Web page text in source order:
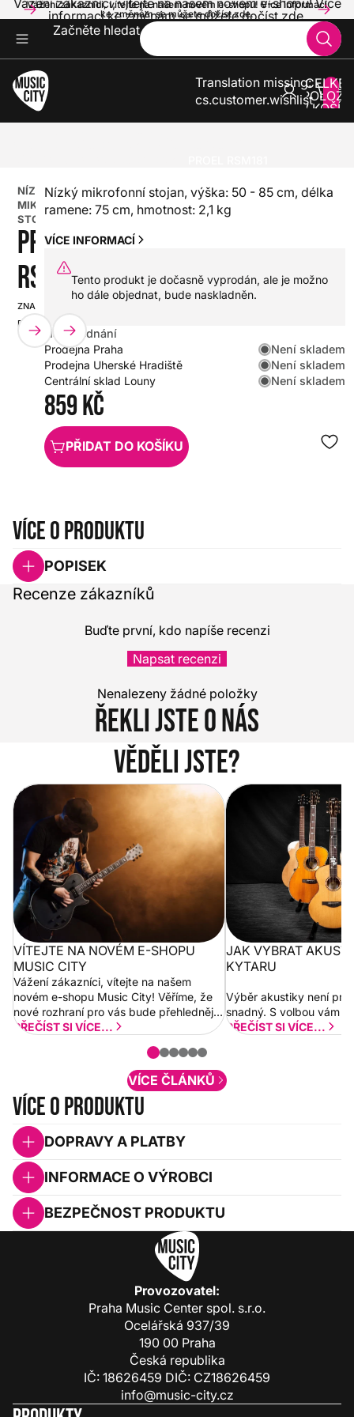
Vážení zákazníci, vítejte na našem novém e-shopu! Více informací
ke změnám se můžete dočíst zde.
Vážení zákazníci, vítejte na našem novém e-shopu! Více
informací ke změnám se můžete dočíst zde.
Začněte hledat
Translation missing:
cs.customer.wishlist
V
0
NÍZKÉ
MIKROFONNÍ
STOJANY
PROEL
RSM181
ZNAČKA:
PROEL
HX0000000030710
Nízký mikrofonní stojan, výška: 50 - 85 cm, délka
ramene: 75 cm, hmotnost: 2,1 kg
VÍCE INFORMACÍ
Tento produkt je dočasně vyprodán, ale je možno
ho dále objednat, bude naskladněn.
Na objednání
Prodejna Praha
Není skladem
Prodejna Uherské Hradiště
Není skladem
Centrální sklad Louny
Není skladem
859 Kč
PŘIDAT DO KOŠÍKU
Více o produktu
POPISEK
Recenze zákazníků
Buďte první, kdo napíše recenzi
Napsat recenzi
Nenalezeny žádné položky
Řekli jste o nás
Věděli jste?
Vítejte na novém e-shopu Music
City
VÍTEJTE NA NOVÉM E-SHOPU
MUSIC CITY
Vážení zákazníci, vítejte na našem
novém e-shopu Music City! Věříme, že
nové rozhraní pro vás bude přehlednější
a rychlejší. Postupně budeme přidávat
PŘEČÍST SI VÍCE...
Jak vybrat
JAK VYBRAT
KYTARU
Výběr akustiky není pro
snadný. S volbou vám
PŘEČÍST SI VÍCE...
VÍCE ČLÁNKŮ
Více o produktu
DOPRAVY A PLATBY
INFORMACE O VÝROBCI
BEZPEČNOST PRODUKTU
Provozovatel:
Praha Music Center spol. s.r.o.
Ocelářská 937/39
190 00 Praha
Česká republika
IČ: 18626459 DIČ: CZ18626459
info@music-city.cz